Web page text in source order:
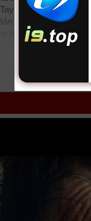
Bạc Nhỏ vietsub
Ballad Của Tay
biphim dongphim
Bản Ballad Của Tay
zz Ballad
phim14 phimmediatv
kungfu hhpanda
nhất. Tải link
đón xem bộ phim